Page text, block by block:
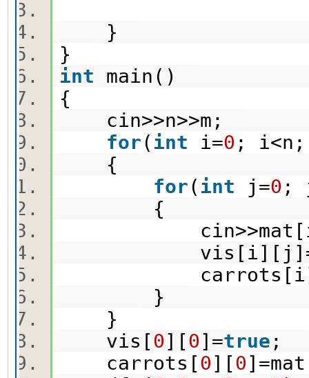
}
}
int main()
{
cin>>n>>m;
for( int i=0 ;
{
for( int j=0 ;
{
}
}
vis[0][0]=true ;
carrots[0][0